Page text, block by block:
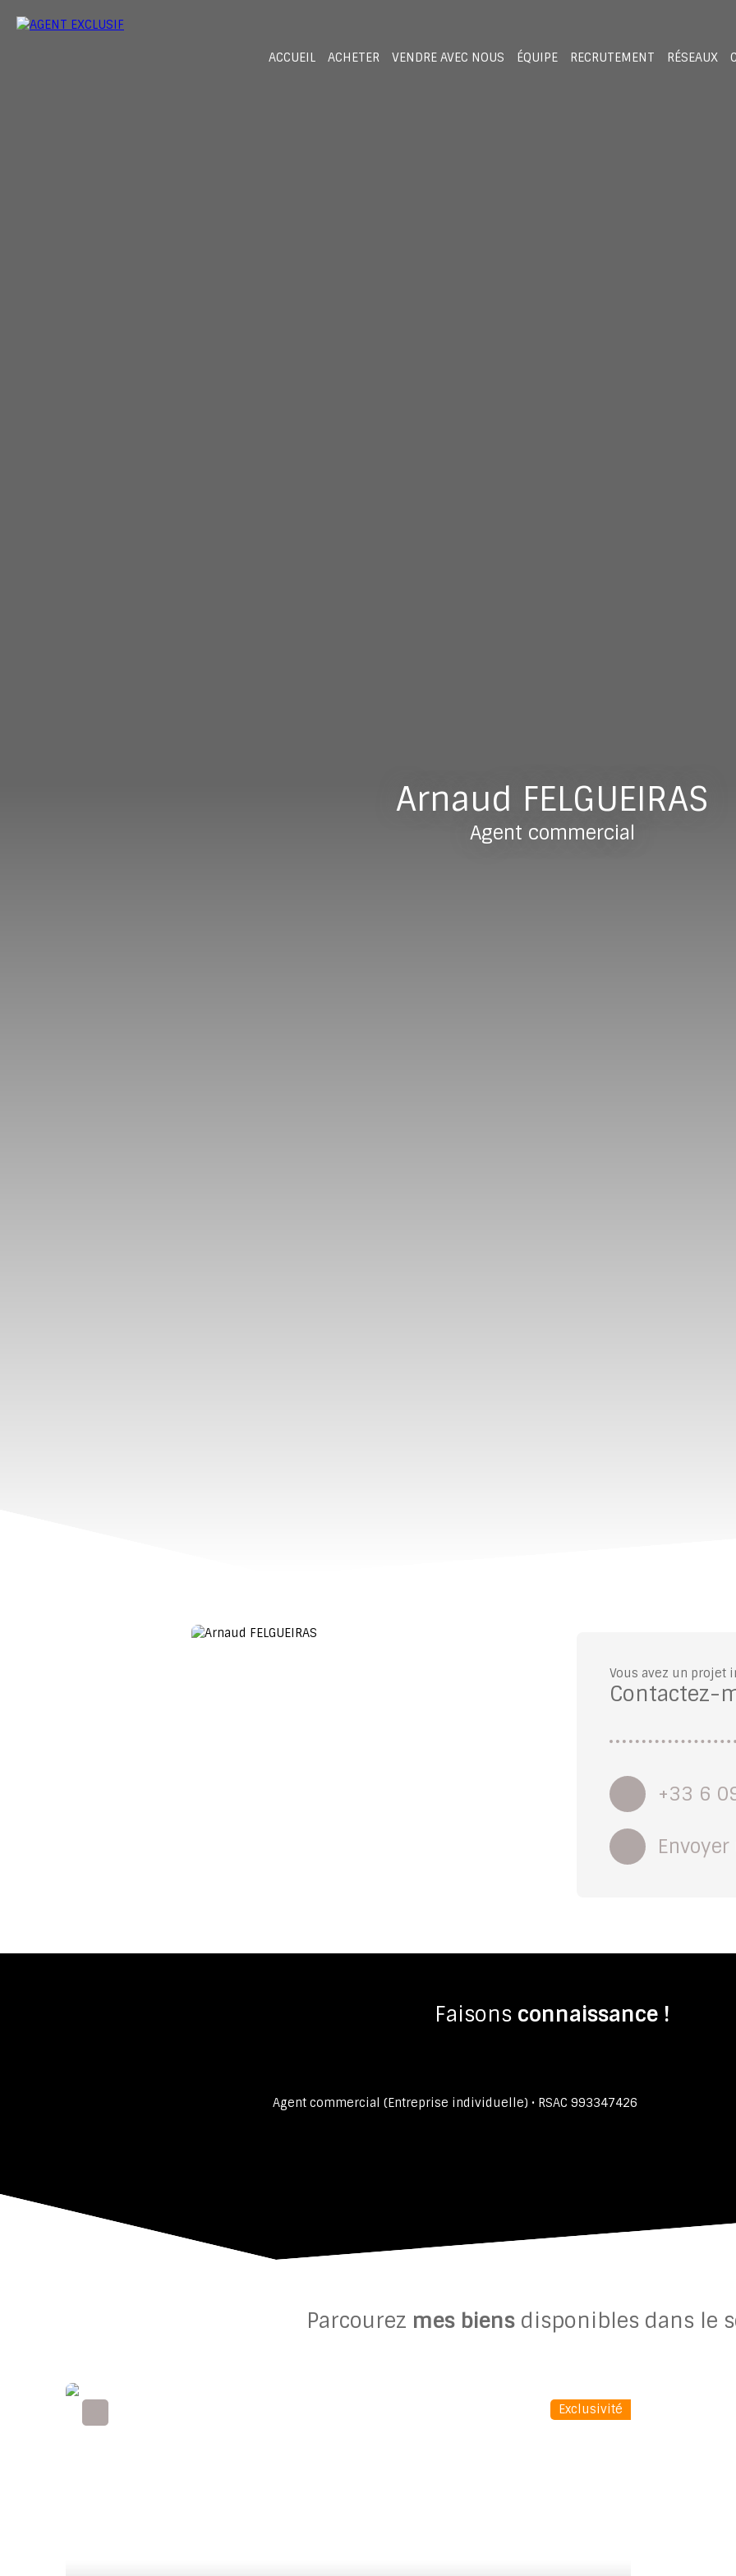
ACCUEIL ACHETER VENDRE AVEC NOUS ÉQUIPE RECRUTEMENT RÉSEAUX
Arnaud FELGUEIRAS
Agent commercial
Vous avez un projet
Contactez-
+33 6
Faisons connaissance !
Agent commercial (Entreprise individuelle) • RSAC 993347426
Parcourez mes biensdisponibles dans le
Exclusivité